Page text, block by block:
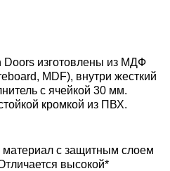
изготовлены из МДФ
MDF), внутри жесткий
с ячейкой 30 мм.
кромкой из ПВХ.
с защитным слоем
высокой*